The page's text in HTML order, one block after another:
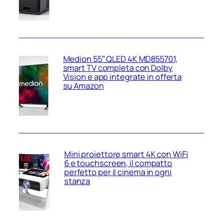
Medion 55″ QLED 4K MD855701,
smart TV completa con Dolby
Vision e app integrate in offerta
su Amazon
Mini proiettore smart 4K con WiFi
6 e touchscreen, il compatto
perfetto per il cinema in ogni
stanza